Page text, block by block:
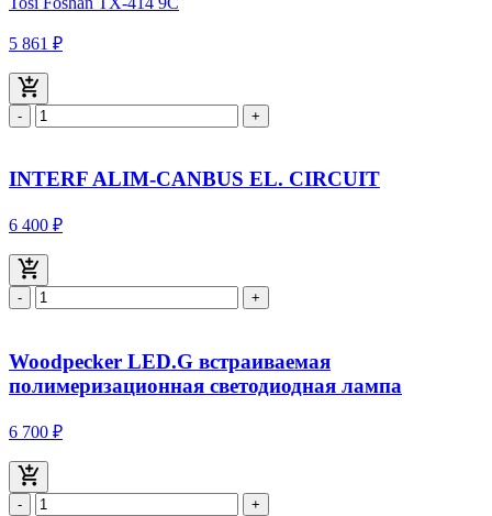
5 861 ₽
- +
INTERF ALIM-CANBUS EL. CIRCUIT
6 400 ₽
- +
Woodpecker LED.G встраиваемая
полимеризационная светодиодная лампа
6 700 ₽
- +